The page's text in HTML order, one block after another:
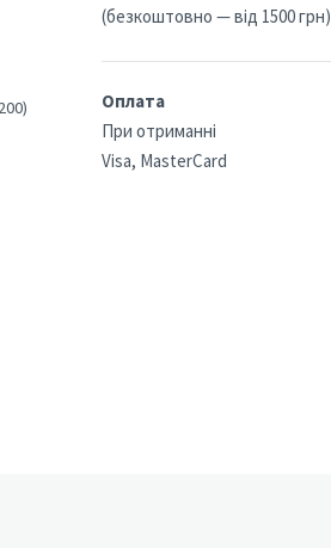
(безкоштовно — від 1500 грн)
Оплата
При отриманні
Visa, MasterCard